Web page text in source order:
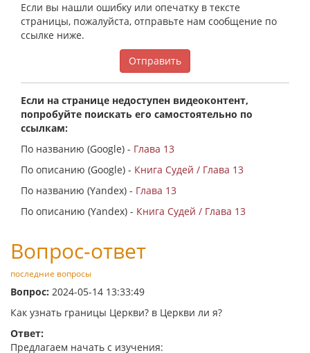
Если вы нашли ошибку или опечатку в тексте
страницы, пожалуйста, отправьте нам сообщение по
ссылке ниже.
Отправить
Если на странице недоступен видеоконтент,
попробуйте поискать его самостоятельно по
ссылкам:
По названию (Google) - Глава 13
По описанию (Google) - Книга Судей / Глава 13
По названию (Yandex) - Глава 13
По описанию (Yandex) - Книга Судей / Глава 13
Вопрос-ответ
последние вопросы
Вопрос: 2024-05-14 13:33:49
Как узнать границы Церкви? в Церкви ли я?
Ответ:
Предлагаем начать с изучения: